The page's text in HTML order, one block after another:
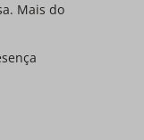
Mais do